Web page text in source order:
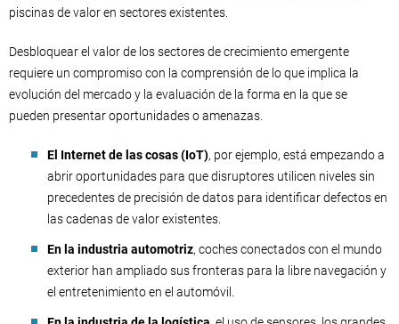
piscinas de valor en sectores existentes.
Desbloquear el valor de los sectores de crecimiento emergente
requiere un compromiso con la comprensión de lo que implica la
evolución del mercado y la evaluación de la forma en la que se
pueden presentar oportunidades o amenazas.
El Internet de las cosas (IoT), por ejemplo, está empezando a
abrir oportunidades para que disruptores utilicen niveles sin
precedentes de precisión de datos para identificar defectos en
las cadenas de valor existentes.
En la industria automotriz, coches conectados con el mundo
exterior han ampliado sus fronteras para la libre navegación y
el entretenimiento en el automóvil.